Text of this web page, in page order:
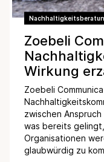
Zoebeli
Wirkung
Zoebeli
zwischen
was bereits
Organisationen
glaubwürdig zu